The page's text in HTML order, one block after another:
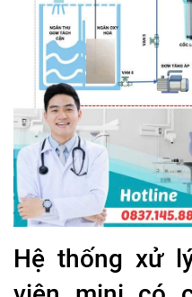
Hệ thống xử